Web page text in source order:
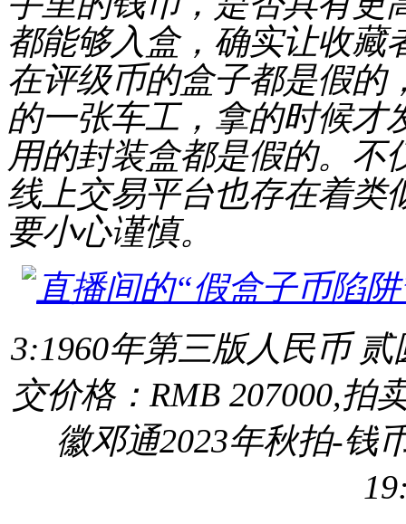
都能够入盒，确实让收藏
在评级币的盒子都是假的
的一张车工，拿的时候才
用的封装盒都是假的。不
线上交易平台也存在着类
要小心谨慎。
3:1960年第三版人民币
交价格：RMB 207000,拍
徽邓通2023年秋拍-钱